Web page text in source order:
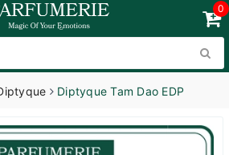
0
Diptyque Tam Dao EDP